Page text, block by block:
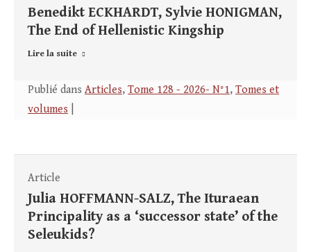
Benedikt ECKHARDT, Sylvie HONIGMAN,
The End of Hellenistic Kingship
Lire la suite
Publié dans Articles, Tome 128 - 2026- N°1, Tomes et
volumes
Article
Julia HOFFMANN-SALZ, The Ituraean
Principality as a ‘successor state’ of the
Seleukids?